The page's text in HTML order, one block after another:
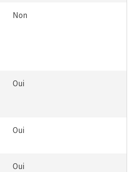
Non
Oui
Oui
Oui